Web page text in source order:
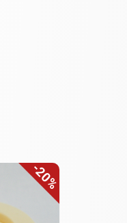
-20%